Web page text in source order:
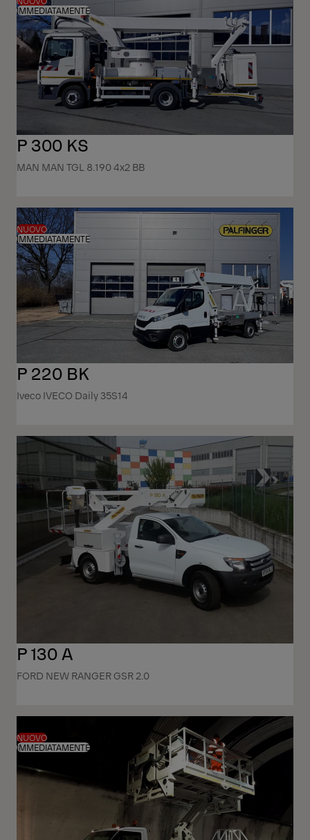
IMMEDIATAMENTE
P 300 KS
MAN MAN TGL 8.190 4x2 BB
NUOVO
IMMEDIATAMENTE
P 220 BK
Iveco IVECO Daily 35S14
P 130 A
FORD NEW RANGER GSR 2.0
NUOVO
IMMEDIATAMENTE